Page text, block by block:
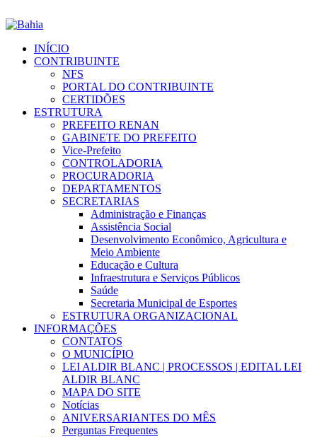
INÍCIO
CONTRIBUINTE
NFS
PORTAL DO CONTRIBUINTE
CERTIDÕES
ESTRUTURA
PREFEITO RENAN
GABINETE DO PREFEITO
Vice-Prefeito
CONTROLADORIA
PROCURADORIA
DEPARTAMENTOS
SECRETARIAS
Administração e Finanças
Assistência Social
Desenvolvimento Econômico, Agricultura e
Meio Ambiente
Educação e Cultura
Infraestrutura e Serviços Públicos
Saúde
Secretaria Municipal de Esportes
ESTRUTURA ORGANIZACIONAL
INFORMAÇÕES
CONTATOS
O MUNICÍPIO
LEI ALDIR BLANC | PROCESSOS | EDITAL LEI
ALDIR BLANC
MAPA DO SITE
Notícias
ANIVERSARIANTES DO MÊS
Perguntas Frequentes